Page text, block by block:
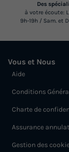
Des
à votre écoute:
9h-19h / Sam. et
Vous et Nous
Aide
Conditions
Charte de
Assurance
Gestion des